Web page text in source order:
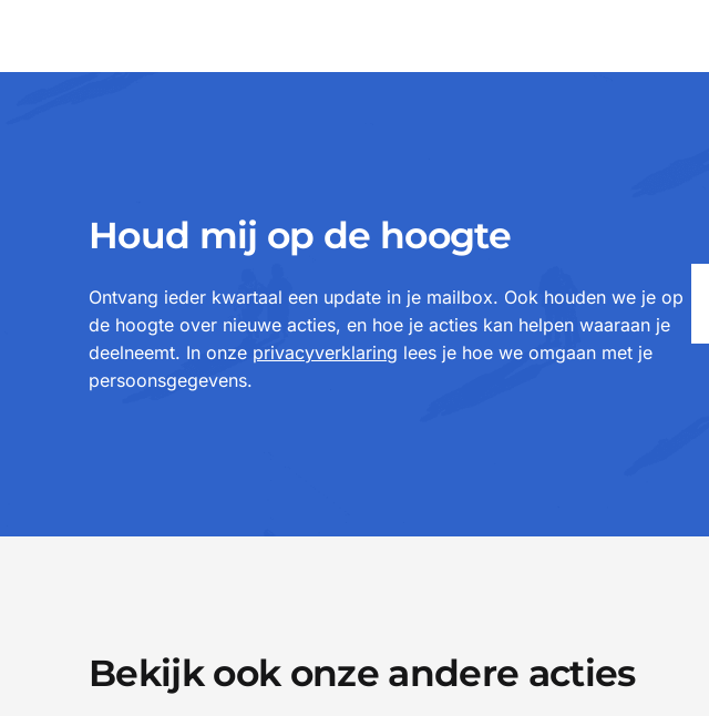
Houd mij op de hoogte
Ontvang ieder kwartaal een update in je mailbox. Ook houden we je op
de hoogte over nieuwe acties, en hoe je acties kan helpen waaraan je
deelneemt. In onze privacyverklaring lees je hoe we omgaan met je
persoonsgegevens.
Bekijk ook onze andere acties